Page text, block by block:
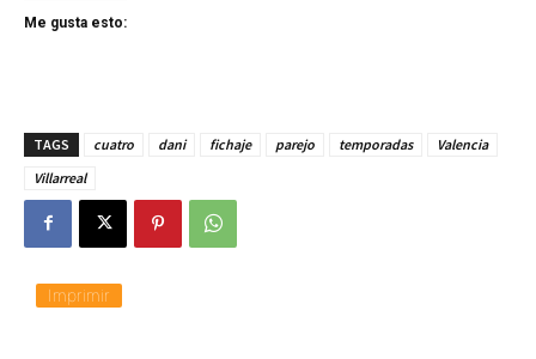
Me gusta esto:
TAGS cuatro dani fichaje parejo temporadas
Valencia
Villarreal
Imprimir